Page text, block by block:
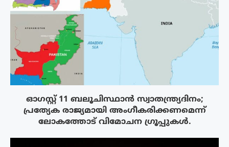
ഓഗസ്റ്റ് 11 ബലൂചിസ്ഥാൻ സ്വാതന്ത്ര്യദിനം;
പ്രത്യേക രാജ്യമായി അംഗീകരിക്കണമെന്ന്
ലോകത്തോട് വിമോചന ഗ്രൂപ്പുകൾ.